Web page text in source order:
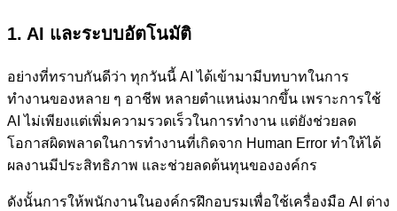
1. AI และระบบอัตโนมัติ
อย่างที่ทราบกันดีว่า ทุกวันนี้ AI ได้เข้ามามีบทบาทในการ
ทำงานของหลาย ๆ อาชีพ หลายตำแหน่งมากขึ้น เพราะการใช้
AI ไม่เพียงแต่เพิ่มความรวดเร็วในการทำงาน แต่ยังช่วยลด
โอกาสผิดพลาดในการทำงานที่เกิดจาก Human Error ทำให้ได้
ผลงานมีประสิทธิภาพ และช่วยลดต้นทุนขององค์กร
ดังนั้นการให้พนักงานในองค์กรฝึกอบรมเพื่อใช้เครื่องมือ AI ต่าง